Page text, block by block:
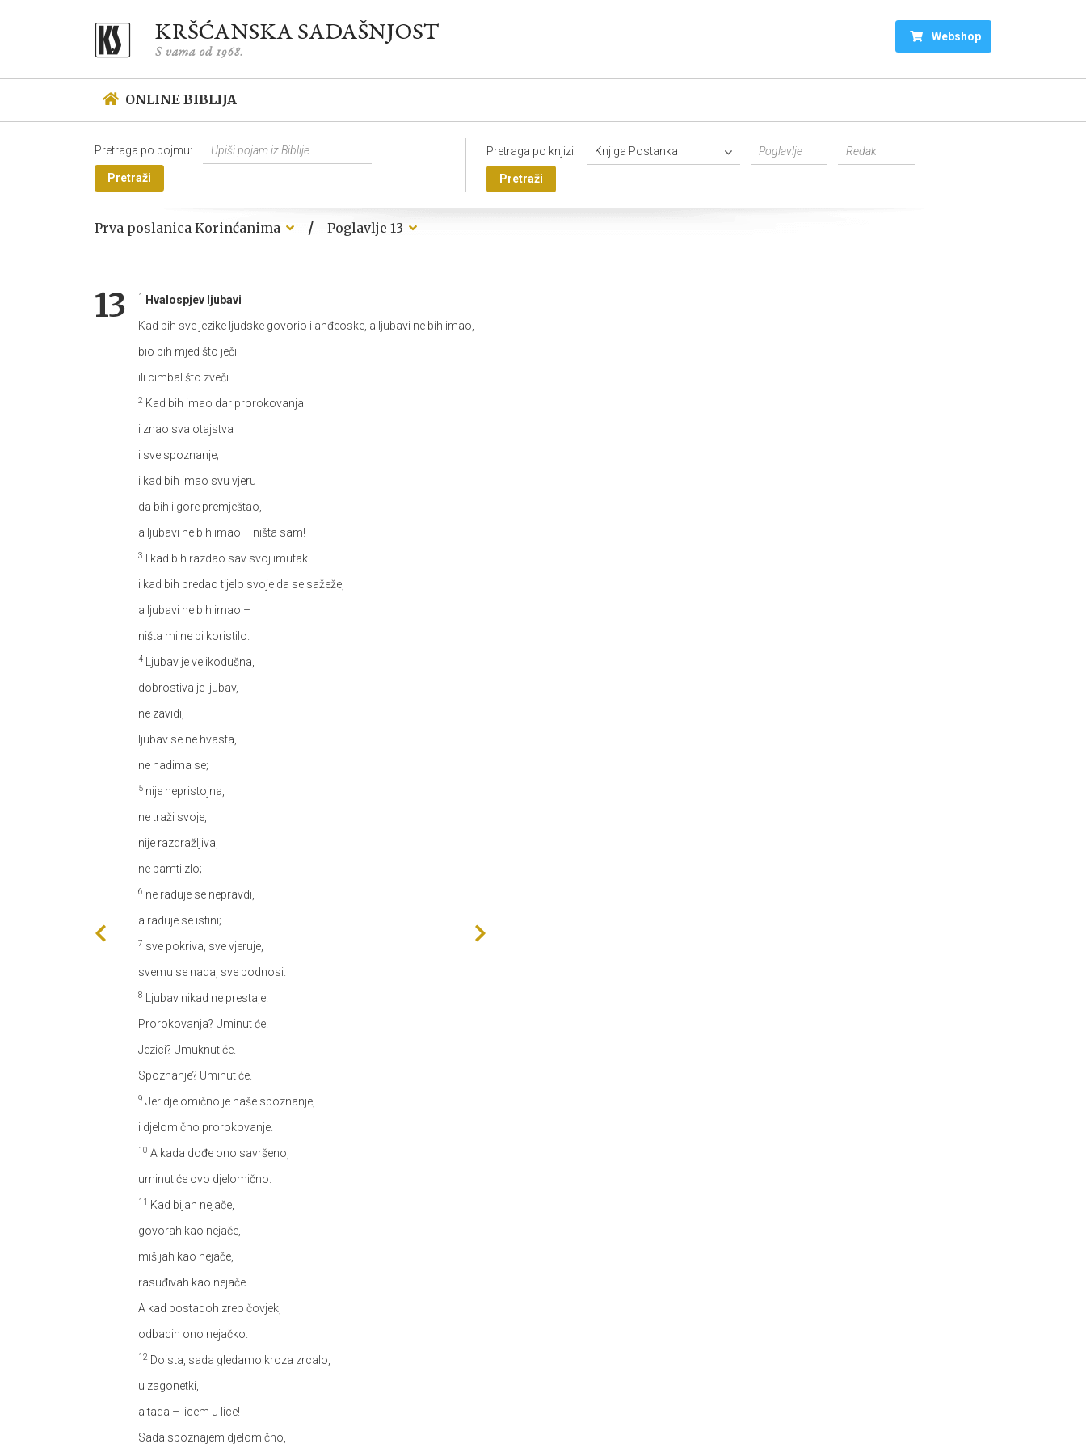
Webshop
ONLINE BIBLIJA
Pretraga po pojmu:
Pretraži
Pretraga po knjizi: Knjiga Postanka
Pretraži
Prva poslanica Korinćanima / Poglavlje 13
13 1
Hvalospjev ljubavi
Kad bih sve jezike ljudske govorio i anđeoske, a ljubavi ne bih imao,
bio bih mjed što ječi
ili cimbal što zveči.
2 Kad bih imao dar prorokovanja
i znao sva otajstva
i sve spoznanje;
i kad bih imao svu vjeru
da bih i gore premještao,
a ljubavi ne bih imao – ništa sam!
3
I kad bih razdao sav svoj imutak
i kad bih predao tijelo svoje da se sažeže,
a ljubavi ne bih imao –
ništa mi ne bi koristilo.
4
Ljubav je velikodušna,
dobrostiva je ljubav,
ne zavidi,
ljubav se ne hvasta,
ne nadima se;
5 nije nepristojna,
ne traži svoje,
nije razdražljiva,
ne pamti zlo;
6 ne raduje se nepravdi,
a raduje se istini;
7 sve pokriva, sve vjeruje,
svemu se nada, sve podnosi.
8
Ljubav nikad ne prestaje.
Prorokovanja? Uminut će.
Jezici? Umuknut će.
Spoznanje? Uminut će.
9 Jer djelomično je naše spoznanje,
i djelomično prorokovanje.
10 A kada dođe ono savršeno,
uminut će ovo djelomično.
11 Kad bijah nejače,
govorah kao nejače,
mišljah kao nejače,
rasuđivah kao nejače.
A kad postadoh zreo čovjek,
odbacih ono nejačko.
12 Doista, sada gledamo kroza zrcalo,
u zagonetki,
a tada – licem u lice!
Sada spoznajem djelomično,